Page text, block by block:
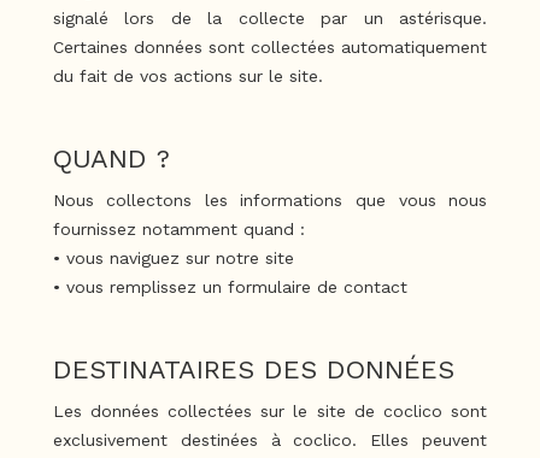
signalé lors de la collecte par un astérisque.
Certaines données sont collectées automatiquement
du fait de vos actions sur le site.
QUAND ?
Nous collectons les informations que vous nous
fournissez notamment quand :
• vous naviguez sur notre site
• vous remplissez un formulaire de contact
DESTINATAIRES DES DONNÉES
Les données collectées sur le site de coclico sont
exclusivement destinées à coclico. Elles peuvent